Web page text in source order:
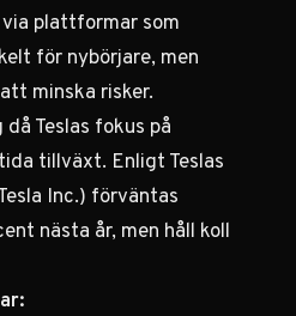
plattformar som
för nybörjare, men
minska risker.
Teslas fokus på
tillväxt. Enligt Teslas
Inc.) förväntas
nästa år, men håll koll